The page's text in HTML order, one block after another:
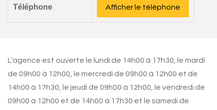
Téléphone Afficher le téléphone
L'agence est ouverte le lundi de 14h00 à 17h30, le mardi
de 09h00 à 12h00, le mercredi de 09h00 à 12h00 et de
14h00 à 17h30, le jeudi de 09h00 à 12h00, le vendredi de
09h00 à 12h00 et de 14h00 à 17h30 et le samedi de